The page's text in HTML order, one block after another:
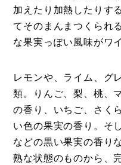
加えたり加熱したりす
てそのまんまつくられ
な果実っぽい風味がワ
レモンや、ライム、グ
類。りんご、梨、桃、
の香り、いちご、さく
い色の果実の香り。そ
などの黒い果実の香り
熟な状態のものから、